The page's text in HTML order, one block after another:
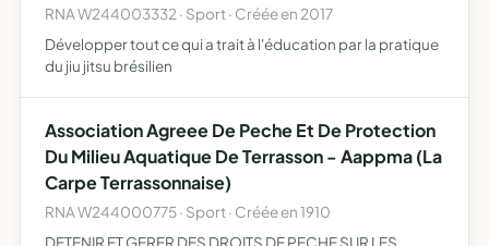
RNA W244003332 · Sport · Créée en 2017
Développer tout ce qui a trait à l'éducation par la pratique
du jiu jitsu brésilien
Association Agreee De Peche Et De Protection
Du Milieu Aquatique De Terrasson - Aappma (La
Carpe Terrassonnaise)
RNA W244000775 · Sport · Créée en 1910
DETENIR ET GERER DES DROITS DE PECHE SUR LES